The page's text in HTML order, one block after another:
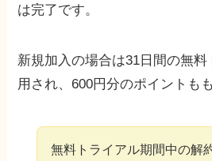
は完了です。
新規加入の場合は31日間の無
用され、600円分のポイントも
無料トライアル期間中の解